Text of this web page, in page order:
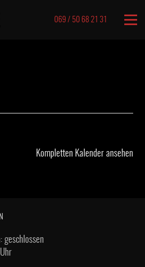
069 / 50 68 21 31
Kompletten Kalender ansehen
geschlossen